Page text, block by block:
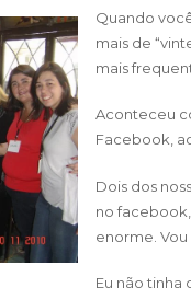
Quando
mais de
mais
Aconteceu
Facebook,
Dois dos
no
enorme. Vou
Eu não tinha